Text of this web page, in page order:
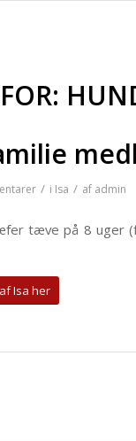
/ i Isa / af admin
tæve på 8 uger
Isa her